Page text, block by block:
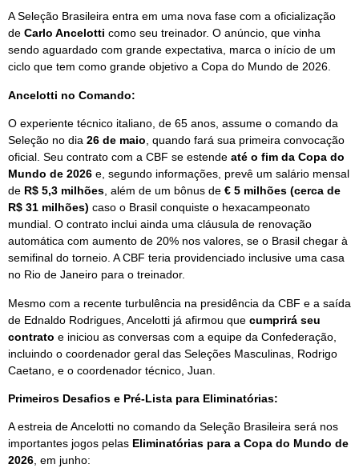
A Seleção Brasileira entra em uma nova fase com a oficialização
de Carlo Ancelotti como seu treinador. O anúncio, que vinha
sendo aguardado com grande expectativa, marca o início de um
ciclo que tem como grande objetivo a Copa do Mundo de 2026.
Ancelotti no Comando:
O experiente técnico italiano, de 65 anos, assume o comando da
Seleção no dia 26 de maio, quando fará sua primeira convocação
oficial. Seu contrato com a CBF se estende até o fim da Copa do
Mundo de 2026 e, segundo informações, prevê um salário mensal
de R$ 5,3 milhões, além de um bônus de € 5 milhões (cerca de
R$ 31 milhões) caso o Brasil conquiste o hexacampeonato
mundial. O contrato inclui ainda uma cláusula de renovação
automática com aumento de 20% nos valores, se o Brasil chegar à
semifinal do torneio. A CBF teria providenciado inclusive uma casa
no Rio de Janeiro para o treinador.
Mesmo com a recente turbulência na presidência da CBF e a saída
de Ednaldo Rodrigues, Ancelotti já afirmou que cumprirá seu
contrato e iniciou as conversas com a equipe da Confederação,
incluindo o coordenador geral das Seleções Masculinas, Rodrigo
Caetano, e o coordenador técnico, Juan.
Primeiros Desafios e Pré-Lista para Eliminatórias:
A estreia de Ancelotti no comando da Seleção Brasileira será nos
importantes jogos pelas Eliminatórias para a Copa do Mundo de
2026, em junho: